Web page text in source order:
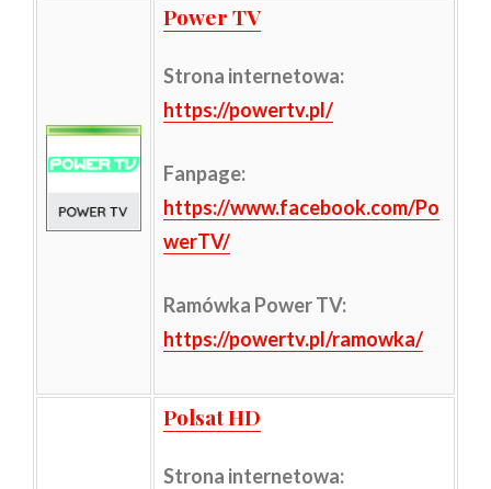
Power TV
Strona internetowa:
https://powertv.pl/
Fanpage:
https://www.facebook.com/Po
werTV/
Ramówka Power TV:
https://powertv.pl/ramowka/
Polsat HD
Strona internetowa: